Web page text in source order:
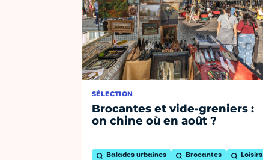
SÉLECTION
Brocantes et vide-greniers :
on chine où en août ?
Balades urbaines Brocantes Loisirs